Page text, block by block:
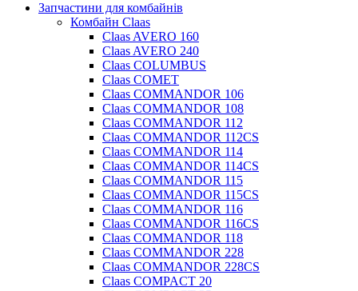
Запчастини для комбайнів
Комбайн Claas
Claas AVERO 160
Claas AVERO 240
Claas COLUMBUS
Claas COMET
Claas COMMANDOR 106
Claas COMMANDOR 108
Claas COMMANDOR 112
Claas COMMANDOR 112CS
Claas COMMANDOR 114
Claas COMMANDOR 114CS
Claas COMMANDOR 115
Claas COMMANDOR 115CS
Claas COMMANDOR 116
Claas COMMANDOR 116CS
Claas COMMANDOR 118
Claas COMMANDOR 228
Claas COMMANDOR 228CS
Claas COMPACT 20